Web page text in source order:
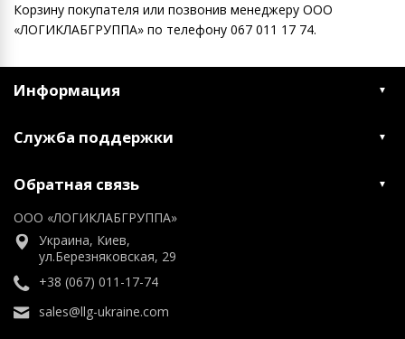
Корзину покупателя или позвонив менеджеру ООО
«ЛОГИКЛАБГРУППА» по ​​телефону 067 011 17 74.
Информация
Служба поддержки
Обратная связь
ООО «ЛОГИКЛАБГРУППА»
Украина, Киев,
ул.Березняковская, 29
+38 (067) 011-17-74
sales@llg-ukraine.com